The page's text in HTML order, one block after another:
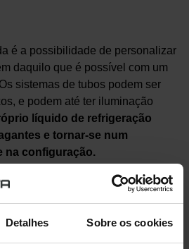
Detalhes Sobre os cookies
é a possibilidade de personalizar
daquilo que é possível com um
sistemas de tubos podem ser
e podem até ter iluminação
líquido de refrigeração
e tornar-se num
na configuração.
é essencial caso se queira
temperaturas podem elevar-se
um sistema de refrigeração